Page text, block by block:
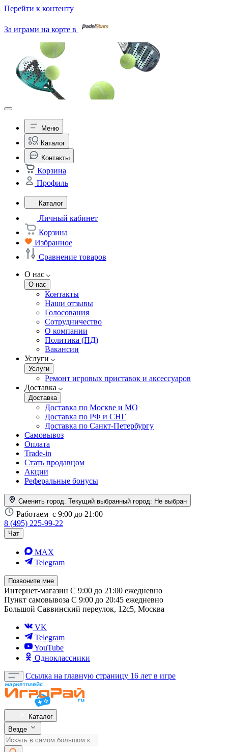
Перейти к контенту
За играми на корте в
Меню
Каталог
Контакты
Корзина
Профиль
Каталог
Личный кабинет
Корзина
Избранное
Сравнение товаров
О нас
О нас
Контакты
Наши отзывы
Голосования
Сотрудничество
О компании
Политика (ПД)
Вакансии
Услуги
Услуги
Ремонт игровых приставок и аксессуаров
Доставка
Доставка
Доставка по Москве и МО
Доставка по РФ и СНГ
Доставка по Санкт-Петербургу
Самовывоз
Оплата
Trade-in
Стать продавцом
Акции
Реферальные бонусы
Сменить город. Текущий выбранный город: Не выбран
Работаем с 9:00 до 21:00
8 (495) 225-99-22
Чат
MAX
Telegram
Позвоните мне
Интернет-магазин С 9:00 до 21:00 ежедневно
Пункт самовывоза С 9:00 до 20:45 ежедневно
Большой Саввинский переулок, 12с5, Москва
VK
Telegram
YouTube
Одноклассники
Ссылка на главную страницу 16 лет в игре
Каталог
Везде